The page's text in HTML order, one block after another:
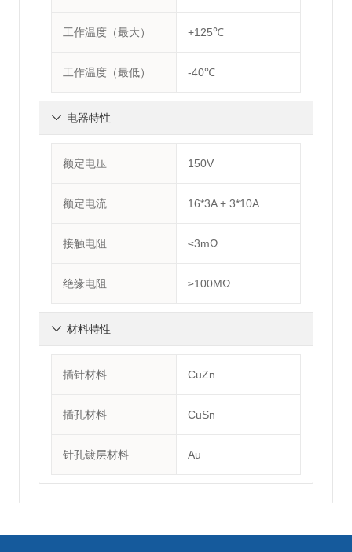
工作温度（最大） +125℃
工作温度（最低） -40℃
电器特性

额定电压 150V
额定电流 16*3A + 3*10A
接触电阻 ≤3mΩ
绝缘电阻 ≥100MΩ
材料特性

插针材料 CuZn
插孔材料 CuSn
针孔镀层材料 Au